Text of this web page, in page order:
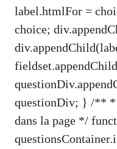
label.htmlFor =
choice;
questionDiv; } /** *
dans la page */